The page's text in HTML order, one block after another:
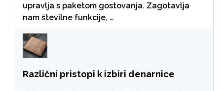
upravlja s paketom gostovanja. Zagotavlja
nam številne funkcije, …
Različni pristopi k izbiri denarnice